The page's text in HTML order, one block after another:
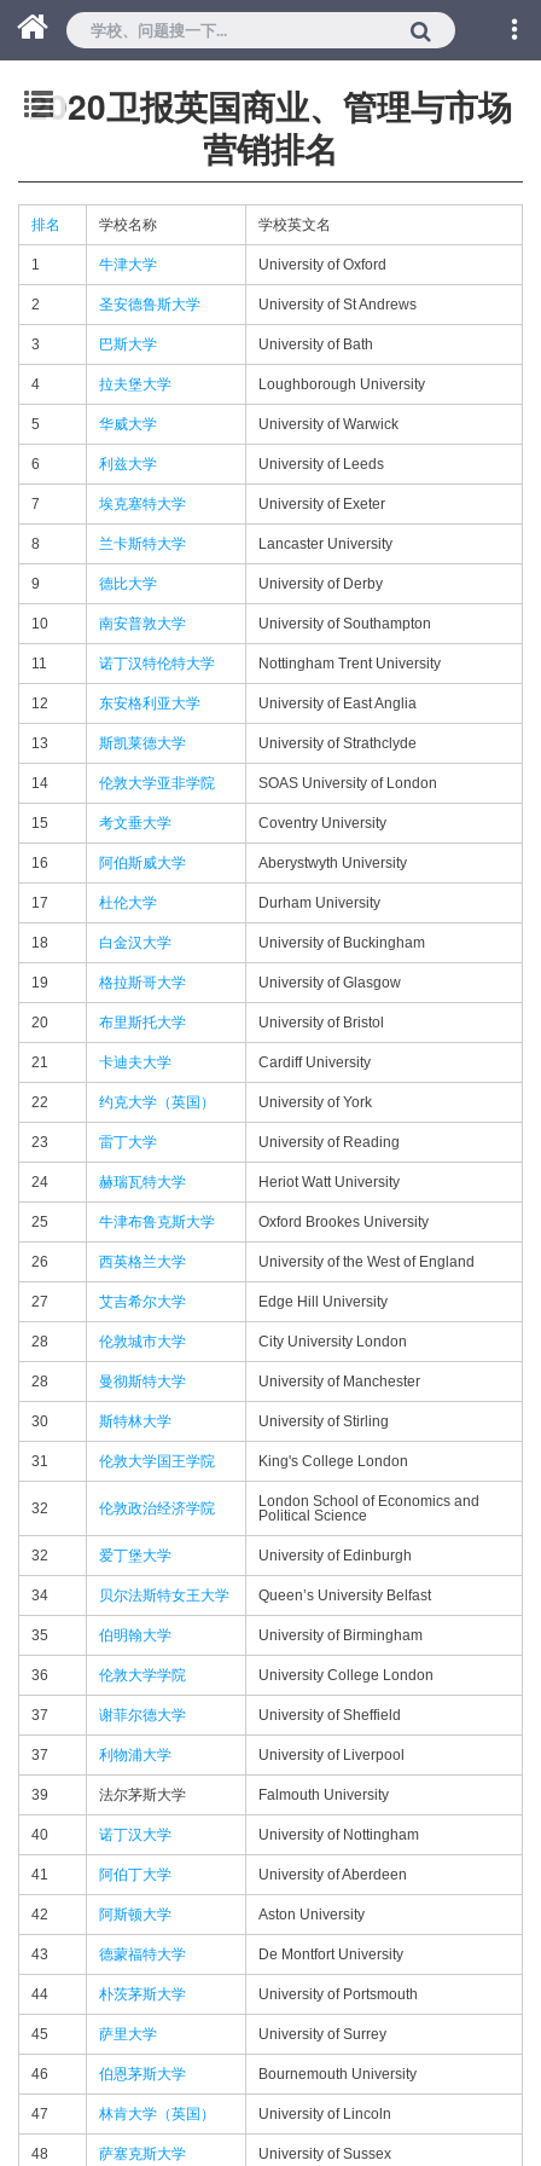
2020卫报英国商业、管理与市场
营销排名
排名 学校名称 学校英文名
1 牛津大学 University of Oxford
2 圣安德鲁斯大学 University of St Andrews
3 巴斯大学 University of Bath
4 拉夫堡大学 Loughborough University
5 华威大学 University of Warwick
6 利兹大学 University of Leeds
7 埃克塞特大学 University of Exeter
8 兰卡斯特大学 Lancaster University
9 德比大学 University of Derby
10 南安普敦大学 University of Southampton
11 诺丁汉特伦特大学 Nottingham Trent University
12 东安格利亚大学 University of East Anglia
13 斯凯莱德大学 University of Strathclyde
14 伦敦大学亚非学院 SOAS University of London
15 考文垂大学 Coventry University
16 阿伯斯威大学 Aberystwyth University
17 杜伦大学 Durham University
18 白金汉大学 University of Buckingham
19 格拉斯哥大学 University of Glasgow
20 布里斯托大学 University of Bristol
21 卡迪夫大学 Cardiff University
22 约克大学（英国） University of York
23 雷丁大学 University of Reading
24 赫瑞瓦特大学 Heriot Watt University
25 牛津布鲁克斯大学 Oxford Brookes University
26 西英格兰大学 University of the West of England
27 艾吉希尔大学 Edge Hill University
28 伦敦城市大学 City University London
28 曼彻斯特大学 University of Manchester
30 斯特林大学 University of Stirling
31 伦敦大学国王学院 King's College London
32 伦敦政治经济学院
London School of Economics and
Political Science
32 爱丁堡大学 University of Edinburgh
34 贝尔法斯特女王大学 Queen’s University Belfast
35 伯明翰大学 University of Birmingham
36 伦敦大学学院 University College London
37 谢菲尔德大学 University of Sheffield
37 利物浦大学 University of Liverpool
39 法尔茅斯大学 Falmouth University
40 诺丁汉大学 University of Nottingham
41 阿伯丁大学 University of Aberdeen
42 阿斯顿大学 Aston University
43 德蒙福特大学 De Montfort University
44 朴茨茅斯大学 University of Portsmouth
45 萨里大学 University of Surrey
46 伯恩茅斯大学 Bournemouth University
47 林肯大学（英国） University of Lincoln
48 萨塞克斯大学 University of Sussex